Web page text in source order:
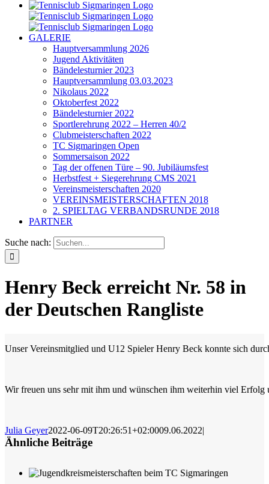
GALERIE
Hauptversammlung 2026
Jugend Aktivitäten
Bändelesturnier 2023
Hauptversammlung 03.03.2023
Nikolaus 2022
Oktoberfest 2022
Bändelesturnier 2022
Sportlerehrung 2022 – Herren 40/2
Clubmeisterschaften 2022
TC Sigmaringen Open
Sommersaison 2022
Tag der offenen Türe – 90. Jubiläumsfest
Herbstfest + Siegerehrung CMS 2021
Vereinsmeisterschaften 2020
VEREINSMEISTERSCHAFTEN 2018
2. SPIELTAG VERBANDSRUNDE 2018
PARTNER
Suche nach:
Henry Beck erreicht Nr. 58 in
der Deutschen Rangliste
Unser Vereinsmitglied und U12 Spieler Henry Beck konnte sich
Wir freuen uns sehr mit ihm und wünschen ihm weiterhin viel Erfolg
Julia Geyer2022-06-09T20:26:51+02:0009.06.2022|
Ähnliche Beiträge